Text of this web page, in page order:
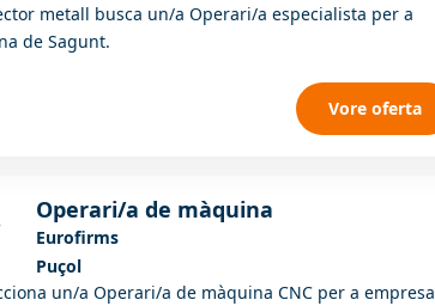
metall busca un/a Operari/a especialista per a
de Sagunt.
Vore oferta
Operari/a de màquina
Eurofirms
Puçol
un/a Operari/a de màquina CNC per a empresa